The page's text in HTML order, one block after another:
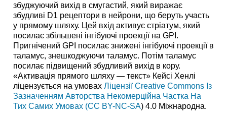
збуджуючий вихід в смугастий, який виражає
збудливі D1 рецептори в нейрони, що беруть участь
у прямому шляху. Цей вхід активує стріатум, який
посилає збільшені інгібуючі проекції на GPI.
Пригнічений GPI посилає знижені інгібуючі проекції в
таламус, знешкоджуючи таламус. Потім таламус
посилає підвищений збудливий вихід в кору.
«Активація прямого шляху — текст» Кейсі Хенлі
ліцензується на умовах Ліцензії Creative Commons Із
Зазначенням Авторства Некомерційна Частка На
Тих Самих Умовах (CC BY-NC-SA) 4.0 Міжнародна.